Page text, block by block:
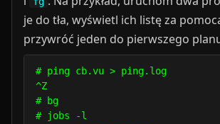
je do tła, wyświetl ich listę za
przywróć jeden do pierwszego
# ping cb.vu > ping.log
#
# jobs